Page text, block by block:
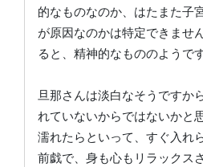
的なものなのか、はたまた子
が原因なのかは特定できませ
ると、精神的なもののようです
旦那さんは淡白なそうですか
れていないからではないかと
濡れたらといって、すぐ入れ
前戯で、身も心もリラックス